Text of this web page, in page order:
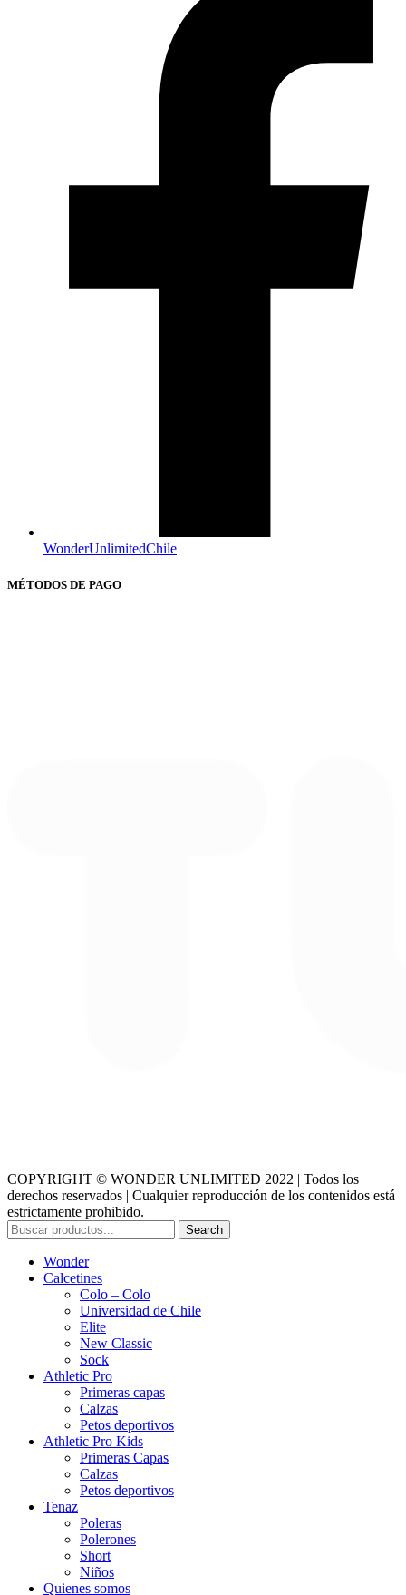
WonderUnlimitedChile
MÉTODOS DE PAGO
COPYRIGHT © WONDER UNLIMITED 2022 | Todos los
derechos reservados | Cualquier reproducción de los contenidos está
estrictamente prohibido.
Search
Wonder
Calcetines
Colo – Colo
Universidad de Chile
Elite
New Classic
Sock
Athletic Pro
Primeras capas
Calzas
Petos deportivos
Athletic Pro Kids
Primeras Capas
Calzas
Petos deportivos
Tenaz
Poleras
Polerones
Short
Niños
Quienes somos